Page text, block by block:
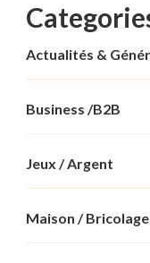
Actualités &
Business /B2B
Jeux / Argent
Maison /